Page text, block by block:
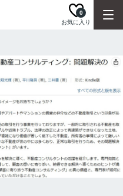
お気に入り
0